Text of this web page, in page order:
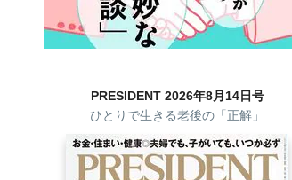
PRESIDENT 2026年8月14日号
ひとりで生きる老後の「正解」